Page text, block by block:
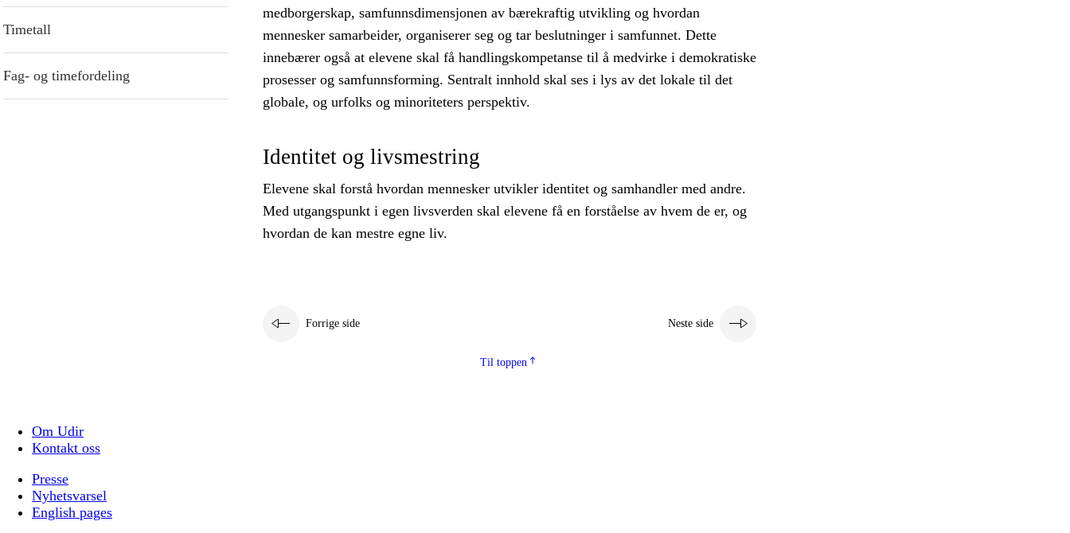
Timetall
Fag- og timefordeling
medborgerskap, samfunnsdimensjonen av bærekraftig utvikling og hvordan
mennesker samarbeider, organiserer seg og tar beslutninger i samfunnet. Dette
innebærer også at elevene skal få handlingskompetanse til å medvirke i demokratiske
prosesser og samfunnsforming. Sentralt innhold skal ses i lys av det lokale til det
globale, og urfolks og minoriteters perspektiv.
Identitet og livsmestring
Elevene skal forstå hvordan mennesker utvikler identitet og samhandler med andre.
Med utgangspunkt i egen livsverden skal elevene få en forståelse av hvem de er, og
hvordan de kan mestre egne liv.
Forrige side Neste side
Til toppen
Om Udir
Kontakt oss
Presse
Nyhetsvarsel
English pages